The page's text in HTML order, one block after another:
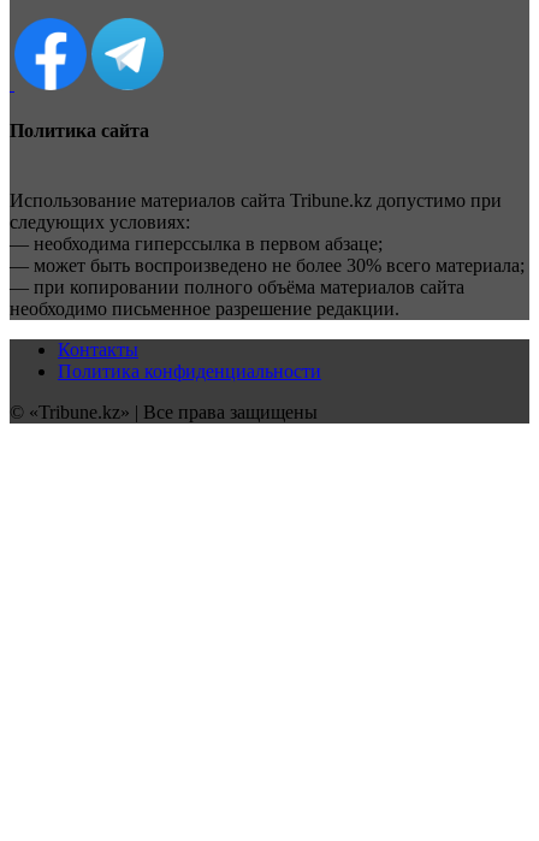
Политика сайта
Использование материалов сайта Tribune.kz допустимо при
следующих условиях:
— необходима гиперссылка в первом абзаце;
— может быть воспроизведено не более 30% всего материала;
— при копировании полного объёма материалов сайта
необходимо письменное разрешение редакции.
Контакты
Политика конфиденциальности
© «Tribune.kz» | Все права защищены